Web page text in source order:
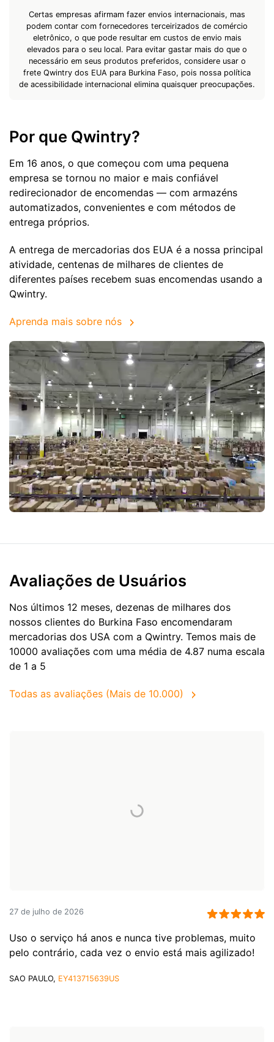
Certas empresas afirmam fazer envios internacionais, mas
podem contar com fornecedores terceirizados de comércio
eletrônico, o que pode resultar em custos de envio mais
elevados para o seu local. Para evitar gastar mais do que o
necessário em seus produtos preferidos, considere usar o
frete Qwintry dos EUA para Burkina Faso, pois nossa política
de acessibilidade internacional elimina quaisquer preocupações.
Por que Qwintry?
Em 16 anos, o que começou com uma pequena
empresa se tornou no maior e mais confiável
redirecionador de encomendas — com armazéns
automatizados, convenientes e com métodos de
entrega próprios.
A entrega de mercadorias dos EUA é a nossa principal
atividade, centenas de milhares de clientes de
diferentes países recebem suas encomendas usando a
Qwintry.
Aprenda mais sobre nós
Avaliações de Usuários
Nos últimos 12 meses, dezenas de milhares dos
nossos clientes do Burkina Faso encomendaram
mercadorias dos USA com a Qwintry. Temos mais de
10000 avaliações com uma média de 4.87 numa escala
de 1 a 5
Todas as avaliações (Mais de 10.000)
27 de julho de 2026
Uso o serviço há anos e nunca tive problemas, muito
pelo contrário, cada vez o envio está mais agilizado!
SAO PAULO, EY413715639US